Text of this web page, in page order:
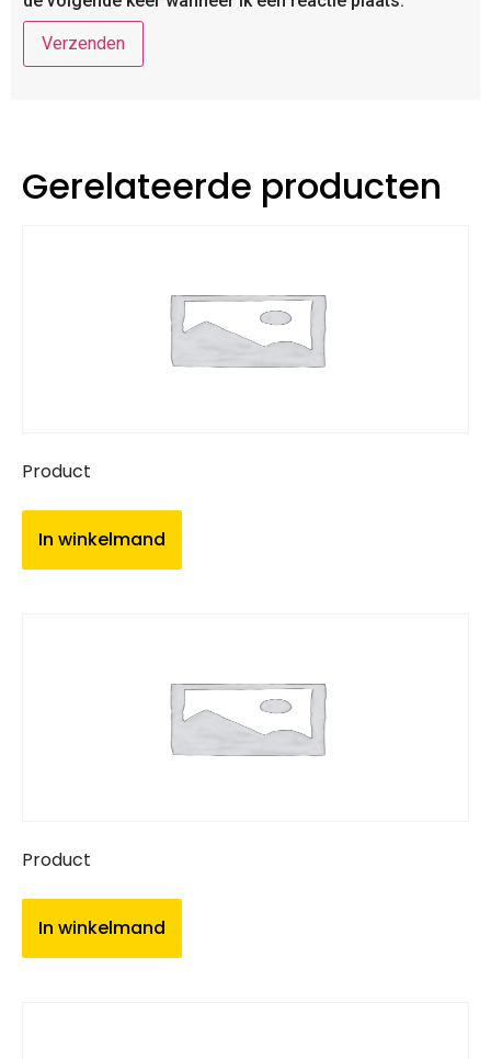
Gerelateerde producten
Product
In winkelmand
Product
In winkelmand